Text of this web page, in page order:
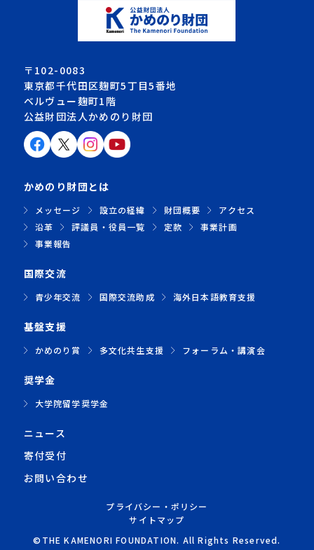
〒102-0083
東京都千代田区麹町5丁目5番地
ベルヴュー麹町1階
公益財団法人かめのり財団
かめのり財団とは
メッセージ 設立の経緯 財団概要
アクセス
沿革
評議員・役員一覧 定款
事業計画
事業報告
国際交流
青少年交流 国際交流助成 海外日本語教育支援
基盤支援
かめのり賞 多文化共生支援 フォーラム・講演会
奨学金
大学院留学奨学金
ニュース
寄付受付
お問い合わせ
プライバシー・ポリシー
サイトマップ
©THE KAMENORI FOUNDATION. All Rights Reserved.